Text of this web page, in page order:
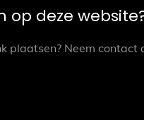
op deze
plaatsen? Neem contact